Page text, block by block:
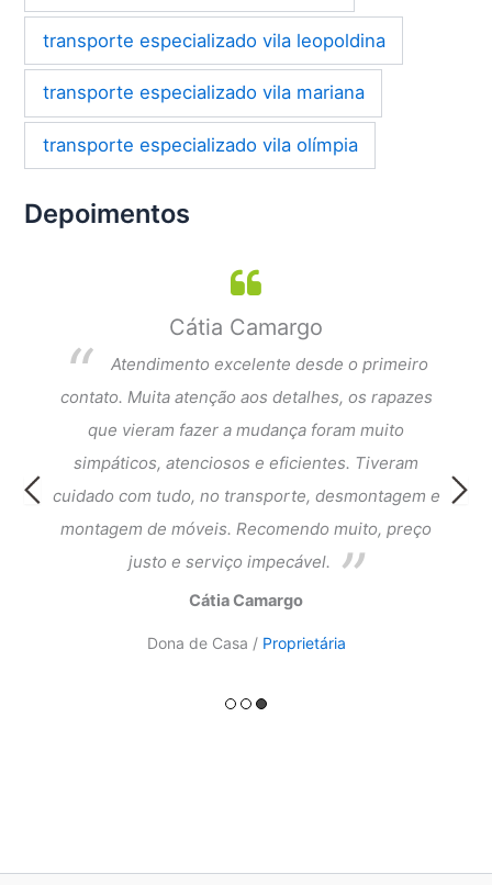
transporte especializado vila leopoldina
transporte especializado vila mariana
transporte especializado vila olímpia
Depoimentos
Cátia Camargo
Atendimento excelente desde o primeiro
contato. Muita atenção aos detalhes, os rapazes
que vieram fazer a mudança foram muito
simpáticos, atenciosos e eficientes. Tiveram
cuidado com tudo, no transporte, desmontagem e
montagem de móveis. Recomendo muito, preço
justo e serviço impecável.
Cátia Camargo
Dona de Casa / Proprietária